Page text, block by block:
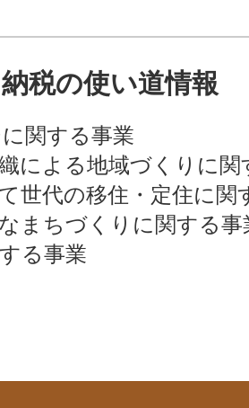
税の使い道情報
関する事業
による地域づくりに関
世代の移住・定住に関
まちづくりに関する事
る事業